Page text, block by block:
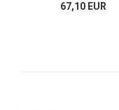
67,10 EUR